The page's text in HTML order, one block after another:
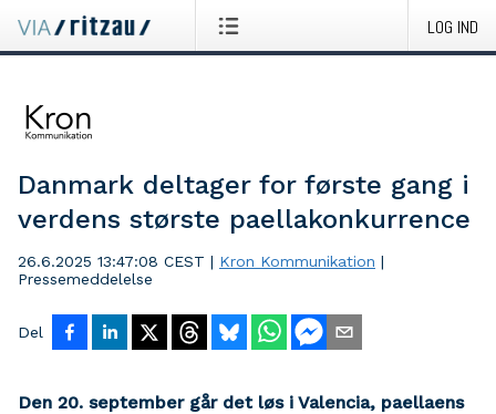
LOG IND
Danmark deltager for første gang i
verdens største paellakonkurrence
26.6.2025 13:47:08 CEST | Kron Kommunikation |
Pressemeddelelse
Del
Den 20. september går det løs i Valencia, paellaens